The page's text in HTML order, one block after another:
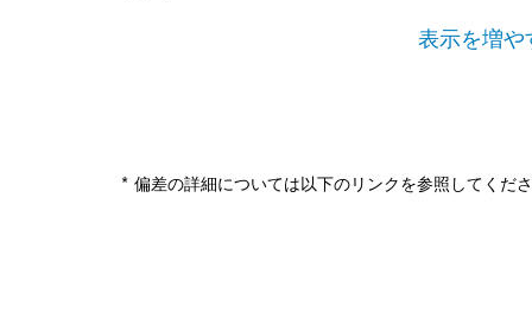
表示を増や
* 偏差の詳細については以下のリンクを参照してくださ